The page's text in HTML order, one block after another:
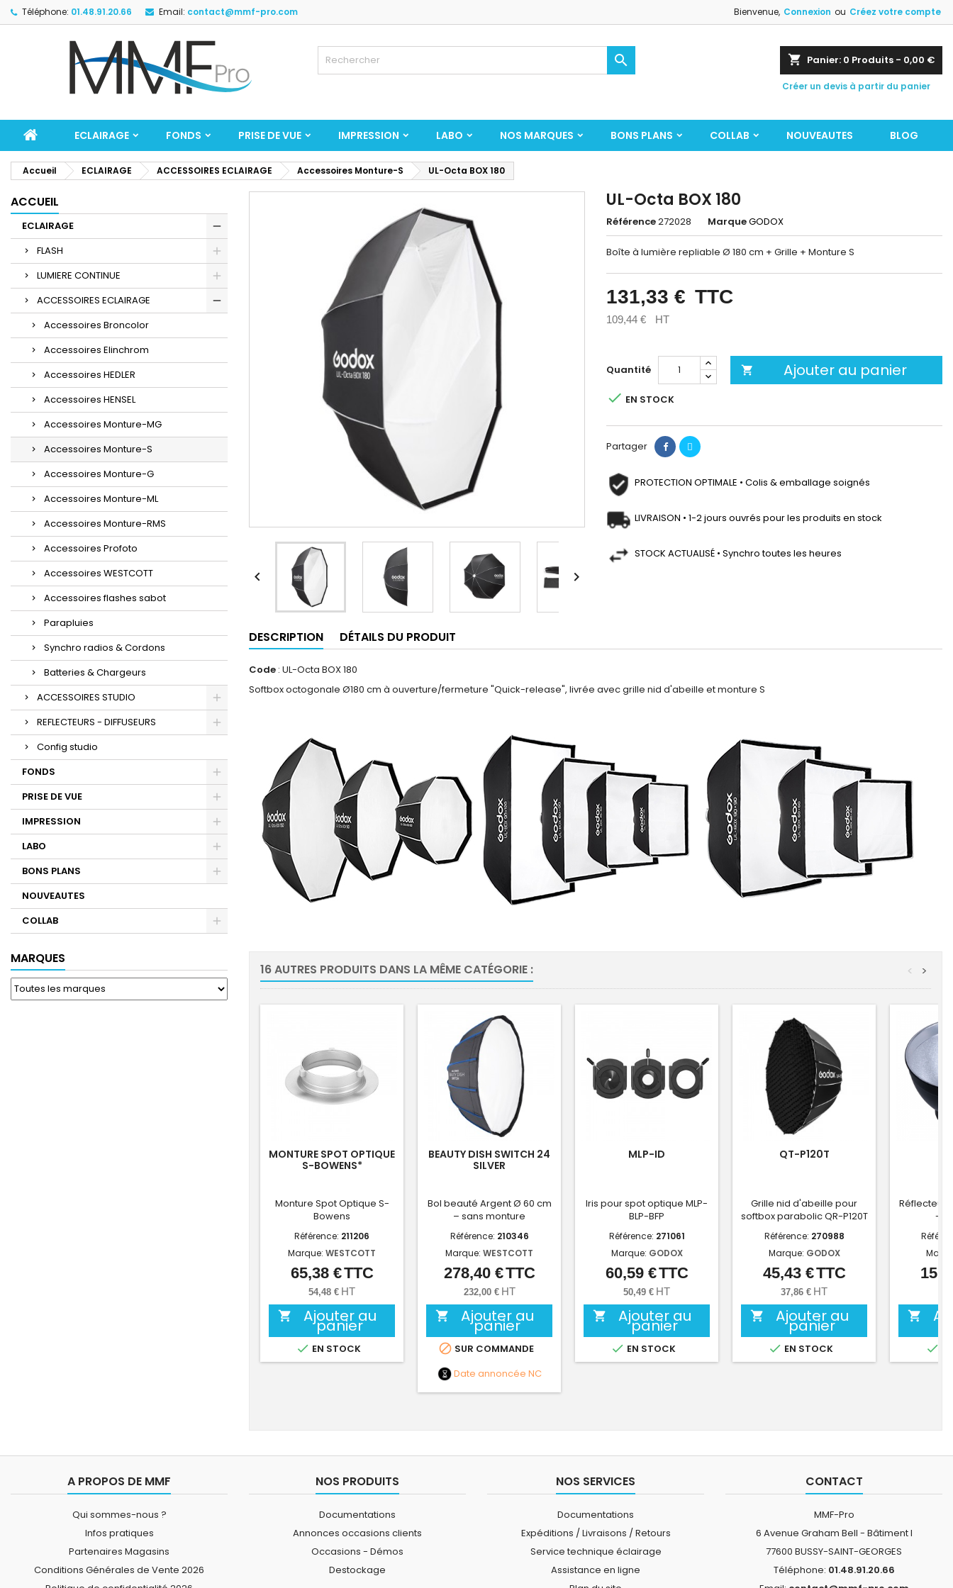
Téléphone: 01.48.91.20.66 Email: contact@mmf-pro.com Bienvenue, Connexion ou Créez votre compte
shopping_cart Panier: 0 Produits - 0,00 €
Créer un devis à partir du panier

ECLAIRAGE FONDS PRISE DE VUE IMPRESSION LABO NOS MARQUES BONS PLANS COLLAB NOUVEAUTES BLOG
Accueil ECLAIRAGE ACCESSOIRES ECLAIRAGE Accessoires Monture-S UL-Octa BOX 180
ACCUEIL
ECLAIRAGE
FLASH
LUMIERE CONTINUE
ACCESSOIRES ECLAIRAGE
Accessoires Broncolor
Accessoires Elinchrom
Accessoires HEDLER
Accessoires HENSEL
Accessoires Monture-MG
Accessoires Monture-S
Accessoires Monture-G
Accessoires Monture-ML
Accessoires Monture-RMS
Accessoires Profoto
Accessoires WESTCOTT
Accessoires flashes sabot
Parapluies
Synchro radios & Cordons
Batteries & Chargeurs
ACCESSOIRES STUDIO
REFLECTEURS - DIFFUSEURS
Config studio
FONDS
PRISE DE VUE
IMPRESSION
LABO
BONS PLANS
NOUVEAUTES
COLLAB
MARQUES
 
UL-Octa BOX 180
Référence272028 MarqueGODOX
Boîte à lumière repliable Ø 180 cm + Grille + Monture S
131,33 € TTC
109,44 € HT
Quantité  Ajouter au panier
 EN STOCK
Partager
PROTECTION OPTIMALE • Colis & emballage soignés
LIVRAISON • 1-2 jours ouvrés pour les produits en stock
STOCK ACTUALISÉ • Synchro toutes les heures
DESCRIPTION DÉTAILS DU PRODUIT
Code : UL-Octa BOX 180
Softbox octogonale Ø180 cm à ouverture/fermeture "Quick-release", livrée avec grille nid d'abeille et monture S
16 AUTRES PRODUITS DANS LA MÊME CATÉGORIE : >
<
MONTURE SPOT OPTIQUE
S-BOWENS*
Monture Spot Optique S-
Bowens
Référence: 211206
Marque: WESTCOTT
Prix
65,38 €TTC
54,48 € HT
 Ajouter au
panier
 EN STOCK
BEAUTY DISH SWITCH 24
SILVER
Bol beauté Argent Ø 60 cm
– sans monture
Référence: 210346
Marque: WESTCOTT
Prix
278,40 €TTC
232,00 € HT
 Ajouter au
panier
 SUR COMMANDE
Date annoncée NC
MLP-ID
Iris pour spot optique MLP-
BLP-BFP
Référence: 271061
Marque: GODOX
Prix
60,59 €TTC
50,49 € HT
 Ajouter au
panier
 EN STOCK
QT-P120T
Grille nid d'abeille pour
softbox parabolic QR-P120T
Référence: 270988
Marque: GODOX
Prix
45,43 €TTC
37,86 € HT
 Ajouter au
panier
 EN STOCK
Réflecteur
-


A PROPOS DE MMF
Qui sommes-nous ?
Infos pratiques
Partenaires Magasins
Conditions Générales de Vente 2026
NOS PRODUITS
Documentations
Annonces occasions clients
Occasions - Démos
Destockage
NOS SERVICES
Documentations
Expéditions / Livraisons / Retours
Service technique éclairage
Assistance en ligne
CONTACT
MMF-Pro
6 Avenue Graham Bell - Bâtiment I
77600 BUSSY-SAINT-GEORGES
Téléphone: 01.48.91.20.66